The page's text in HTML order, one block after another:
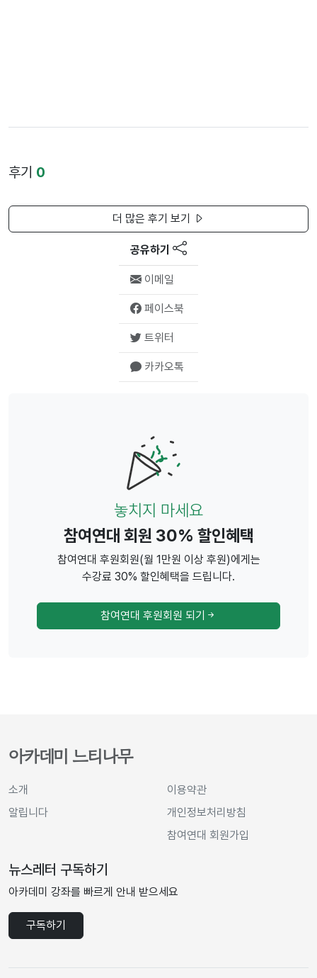
후기 0
더 많은 후기 보기
공유하기
이메일
페이스북
트위터
카카오톡
놓치지 마세요
참여연대 회원 30% 할인혜택
참여연대 후원회원(월 1만원 이상 후원)에게는
수강료 30% 할인혜택을 드립니다.
참여연대 후원회원 되기
아카데미 느티나무
소개
알립니다
이용약관
개인정보처리방침
참여연대 회원가입
뉴스레터 구독하기
아카데미 강좌를 빠르게 안내 받으세요
구독하기